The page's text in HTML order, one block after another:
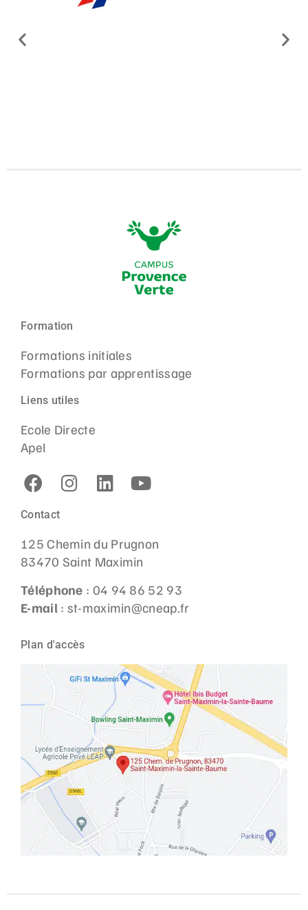
Formation
Formations initiales
Formations par apprentissage
Liens utiles
Ecole Directe
Apel
Contact
125 Chemin du Prugnon
83470 Saint Maximin
Téléphone : 04 94 86 52 93
E-mail : st-maximin@cneap.fr
Plan d'accès